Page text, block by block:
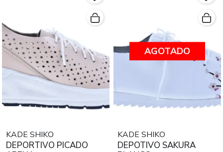
KADE SHIKO
DEPORTIVO PICADO
AGOTADO
KADE SHIKO
DEPOTIVO SAKURA